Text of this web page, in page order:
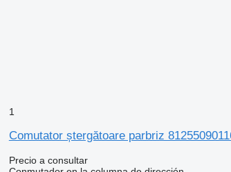
1
Comutator ștergătoare parbriz
Precio a consultar